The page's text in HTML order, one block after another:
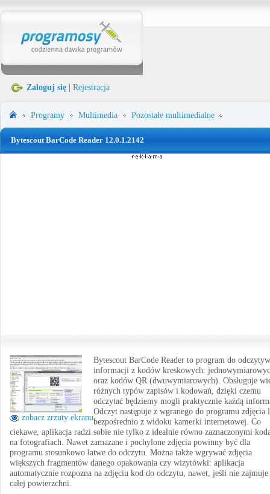
Zaloguj się Rejestracja
Programy Multimedia Pozostałe multimedialne
Bytescout BarCode Reader 12.0.1.2142
zobacz zrzuty ekranu
Bytescout BarCode Reader to program do
informacji z kodów kreskowych:
oraz kodów QR (dwuwymiarowych). Obsługuje
różnych typów zapisów i kodowań, dzięki czemu
odczytać będziemy mogli praktycznie każdą
Odczyt następuje z wgranego do programu zdjęcia
bezpośrednio z widoku kamerki internetowej. Co
ciekawe, aplikacja radzi sobie nie tylko z idealnie równo zaznaczonymi
na fotografiach. Nawet zamazane i pochylone zdjęcia powinny być dla
programu stosunkowo łatwe do odczytu. Można także wgrywać zdjęcia
większych fragmentów danego opakowania czy wizytówki: aplikacja
automatycznie rozpozna na zdjęciu kod do odczytu, nawet, jeśli nie zajmuje
całej powierzchni.